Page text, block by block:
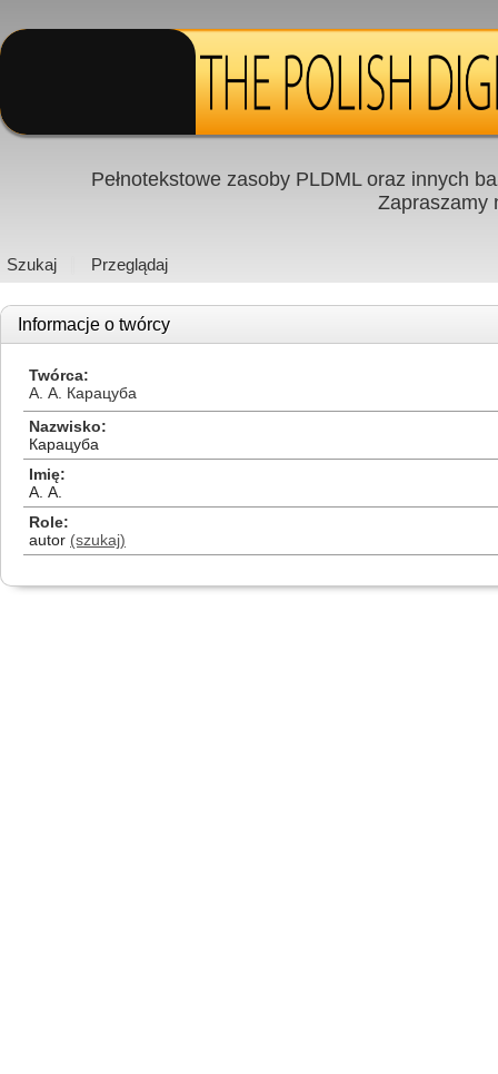
Pełnotekstowe zasoby PLDML oraz innych
Zapraszamy
Szukaj Przeglądaj
Informacje o twórcy
Twórca
А. А. Карацуба
Nazwisko
Карацуба
Imię
А. А.
Role
autor (szukaj)